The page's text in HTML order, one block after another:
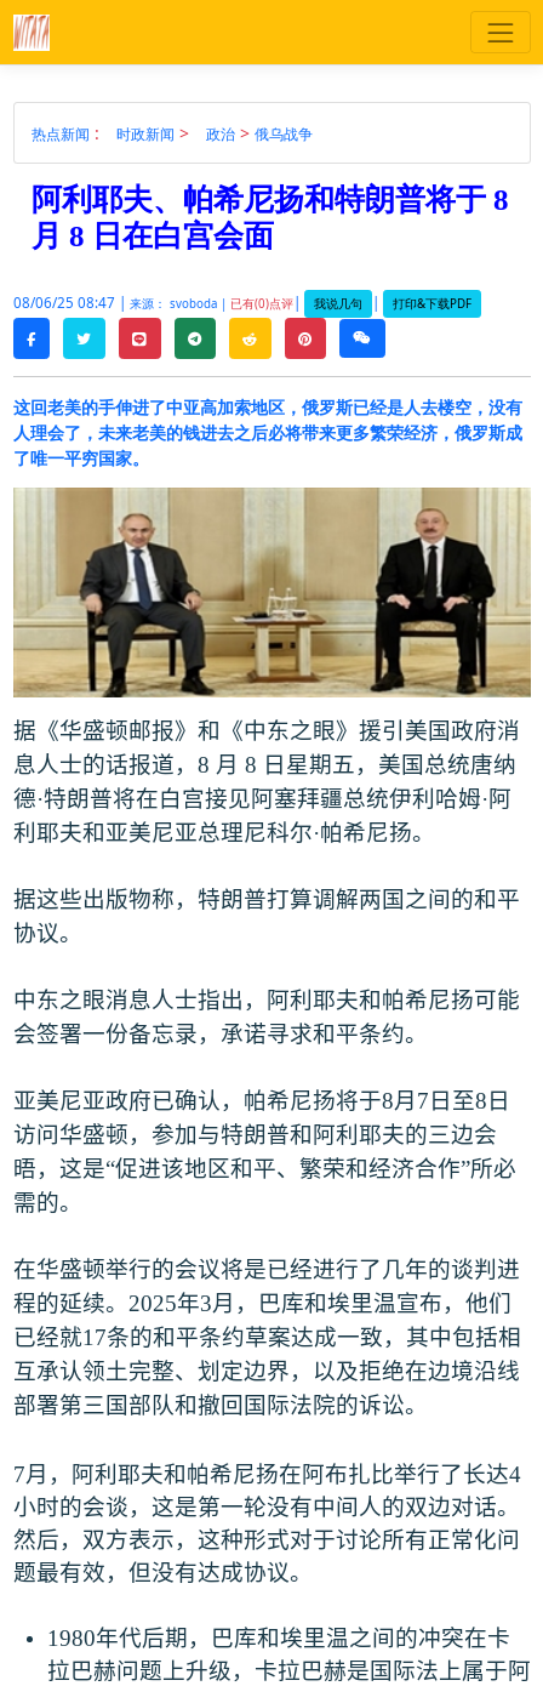
热点新闻 : 时政新闻 > 政治 > 俄乌战争
阿利耶夫、帕希尼扬和特朗普将于 8
月 8 日在白宫会面
08/06/25 08:47 | 来源： svoboda | 已有(0)点评| 我说几句 | 打印&下载PDF
facebooktwitterline telegramreddit pinterestweixin
这回老美的手伸进了中亚高加索地区，俄罗斯已经是人去楼空，没有
人理会了，未来老美的钱进去之后必将带来更多繁荣经济，俄罗斯成
了唯一平穷国家。
据《华盛顿邮报》和 《中东之眼》援引美国政府消
息人士的话报道， 8 月 8 日星期五，美国总统唐纳
德·特朗普将在白宫接见阿塞拜疆总统伊利哈姆·阿
利耶夫和亚美尼亚总理尼科尔·帕希尼扬。
据这些出版物称，特朗普打算调解两国之间的和平
协议。
中东之眼消息人士指出，阿利耶夫和帕希尼扬可能
会签署一份备忘录，承诺寻求和平条约。
亚美尼亚政府已确认 ，帕希尼扬将于8月 7 日至8 日
访问华盛顿，参加与特朗普和阿利耶夫的三边会
晤，这是“促进该地区和平、繁荣和经济合作”所必
需的。
在华盛顿举行的会议将是已经进行了几年的谈判进
程的延续。 2025年3月，巴库和埃里温宣布，他们
已经就17条的和平条约草案达成一致，其中包括相
互承认领土完整、划定边界，以及拒绝在边境沿线
部署第三国部队和撤回国际法院的诉讼。
7月，阿利耶夫和帕希尼扬在阿布扎比举行了长达4
小时的会谈，这是第一轮没有中间人的双边对话。
然后，双方表示，这种形式对于讨论所有正常化问
题最有效，但没有达成协议。
1980年代后期，巴库和埃里温之间的冲突在卡
拉巴赫问题上升级，卡拉巴赫是国际法上属于阿